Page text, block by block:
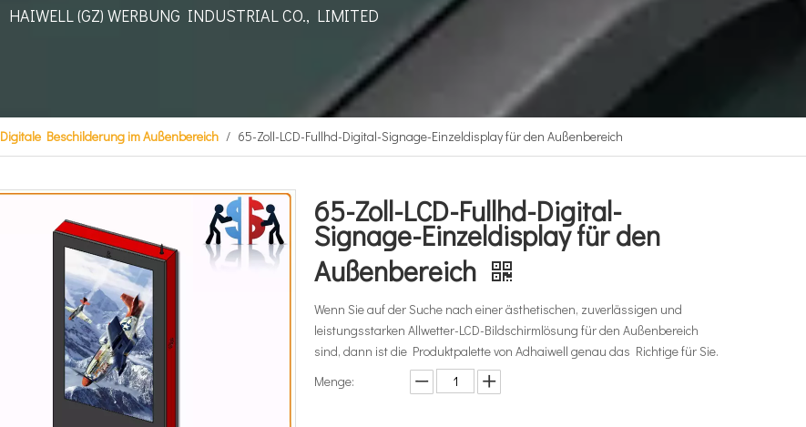
HAIWELL (GZ) WERBUNG INDUSTRIAL CO., LIMITED
Digitale Beschilderung im Außenbereich / 65-Zoll-LCD-Fullhd-Digital-Signage-Einzeldisplay für den Außenbereich
65-Zoll-LCD-Fullhd-Digital-
Signage-Einzeldisplay für den
Außenbereich
Wenn Sie auf der Suche nach einer ästhetischen, zuverlässigen und
leistungsstarken Allwetter-LCD-Bildschirmlösung für den Außenbereich
sind, dann ist die Produktpalette von Adhaiwell genau das Richtige für Sie.
Menge: